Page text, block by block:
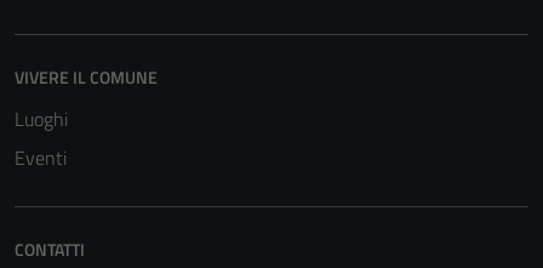
VIVERE IL COMUNE
Luoghi
Eventi
CONTATTI